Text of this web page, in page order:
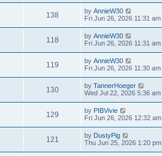
138 by AnnieW30
Fri Jun 26, 2026 11:31 am
118 by AnnieW30
Fri Jun 26, 2026 11:31 am
119 by AnnieW30
Fri Jun 26, 2026 11:30 am
130 by TannerHoeger
Wed Jul 22, 2026 5:36 am
129 by PIBVivie
Fri Jun 26, 2026 12:32 am
121 by DustyPig
Thu Jun 25, 2026 1:20 pm